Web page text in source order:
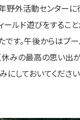
外活動センターに
ルド遊びをするこ
す。午後からはプー
みの最高の思い出
しておいてください